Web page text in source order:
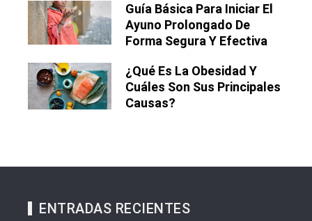
Guía Básica Para Iniciar El
Ayuno Prolongado De
Forma Segura Y Efectiva
¿Qué Es La Obesidad Y
Cuáles Son Sus Principales
Causas?
ENTRADAS RECIENTES